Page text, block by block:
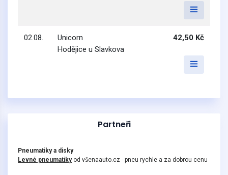
02.08.
Unicorn
Hodějice u Slavkova
42,50 Kč
Partneři
Pneumatiky a disky
Levné pneumatikyod všenaauto.cz - pneu rychle a za dobrou cenu